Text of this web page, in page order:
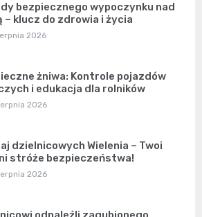
bezpiecznego wypoczynku nad
– klucz do zdrowia i życia
2026
żniwa: Kontrole pojazdów
i edukacja dla rolników
2026
dzielnicowych Wielenia – Twoi
stróże bezpieczeństwa!
2026